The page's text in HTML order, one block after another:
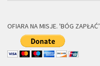
OFIARA NA MISJE. 'BÓG ZAPŁAĆ’